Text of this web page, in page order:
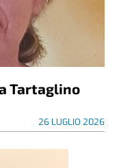
Tartaglino
26 LUGLIO 2026